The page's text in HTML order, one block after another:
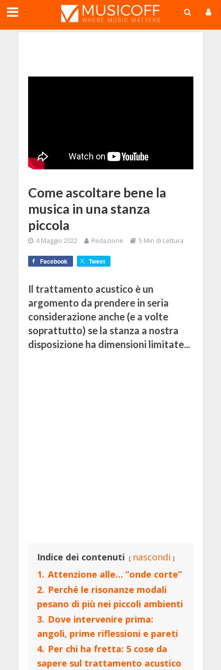
Come ascoltare bene la
musica in una stanza
piccola
4 Maggio 2022 Redazione 5 Min di Lettura
Facebook Tweet
Il trattamento acustico è un
argomento da prendere in seria
considerazione anche (e a volte
soprattutto) se la stanza a nostra
disposizione ha dimensioni limitate...
Indice dei contenuti
nascondi
1. Attenzione alle… “onde corte”
2. Perché le risonanze modali
pesano di più nei piccoli ambienti
3. Dove intervenire prima:
angoli, prime riflessioni e pareti
4. Per chi ha fretta: 5 cose da
sapere sul trattamento acustico